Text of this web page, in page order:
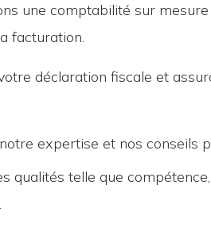
une comptabilité sur
facturation.
déclaration fiscale et
expertise et nos conseils
qualités telle que